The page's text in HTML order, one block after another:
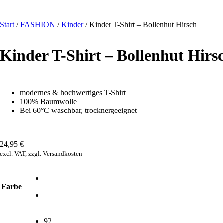
Start /FASHION /Kinder/ Kinder T-Shirt – Bollenhut Hirsch
Kinder T-Shirt – Bollenhut
modernes & hochwertiges T-Shirt
100% Baumwolle
Bei 60°C waschbar, trocknergeeignet
24,95 €
excl. VAT, zzgl. Versandkosten
Farbe
92